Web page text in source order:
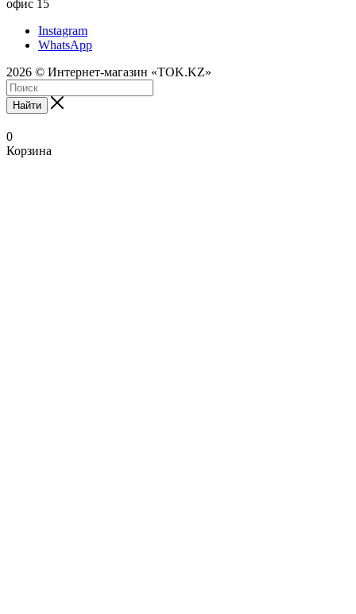
офис 15
Instagram
WhatsApp
2026 © Интернет-магазин «TOK.KZ»
Найти
0
Корзина